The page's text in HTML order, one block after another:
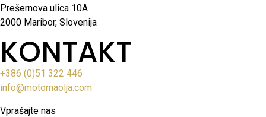
Prešernova ulica 10A
2000 Maribor, Slovenija
KONTAKT
+386 (0)51 322 446
info@motornaolja.com
Vprašajte nas